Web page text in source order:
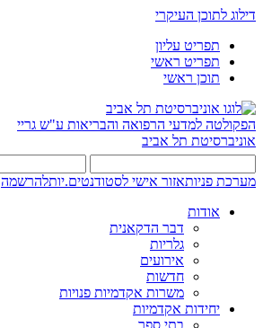
דילוג לתוכן העיקרי
תפריט עליון
תפריט ראשי
תוכן ראשי
הפקולטה למדעי הרפואה והבריאות ע"ש גריי
אוניברסיטת תל אביב
מערכת פניותאזור אישי לסטודנטים.יותלהרשמה
אודות
דבר הדקאנית
גלריות
אירועים
חדשות
משרות אקדמיות פנויות
יחידות אקדמיות
בתי ספר